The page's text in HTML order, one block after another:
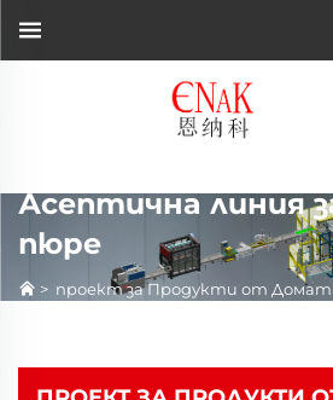
Асептична линия
пюре
> проект за Продукти от